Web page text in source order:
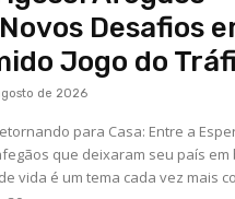
Desafios
Jogo do
de 2026
para Casa: Entre a
que deixaram seu país em
vida é um tema cada vez mais